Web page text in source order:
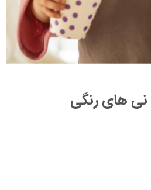
نی های رنگی